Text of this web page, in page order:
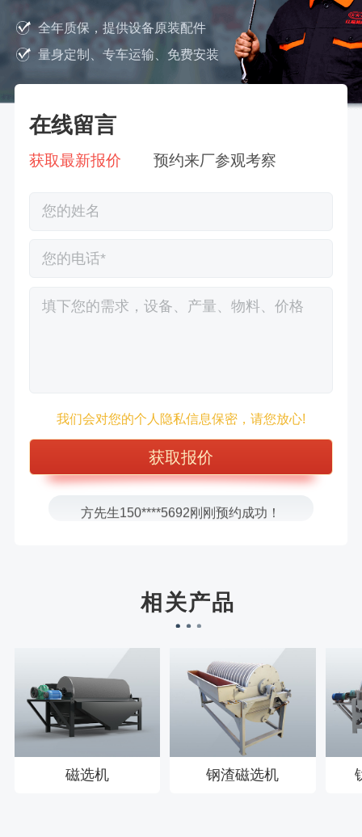
全年质保，提供设备原装配件
量身定制、专车运输、免费安装
在线留言
获取最新报价 预约来厂参观考察
我们会对您的个人隐私信息保密，请您放心!
张先生156****2060刚刚预约成功！
张先生131****7997刚刚预约成功！
方先生150****5692刚刚预约成功！
徐先生132****0391刚刚预约成功！
相关产品
磁选机 钢渣磁选机